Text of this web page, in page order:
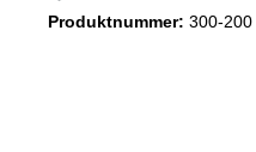
Produktnummer: 300-200